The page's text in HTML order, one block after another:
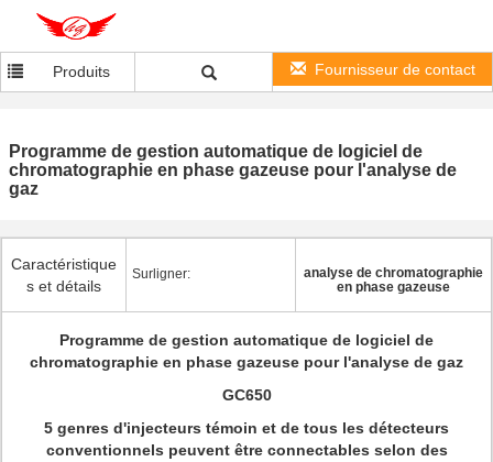
Produits Fournisseur de contact
Programme de gestion automatique de logiciel de
chromatographie en phase gazeuse pour l'analyse de
gaz
Caractéristique
s et détails
Surligner:
analyse de chromatographie
en phase gazeuse
Programme de gestion automatique de logiciel de
chromatographie en phase gazeuse pour l'analyse de gaz
GC650
5 genres d'injecteurs témoin et de tous les détecteurs
conventionnels peuvent être connectables selon des